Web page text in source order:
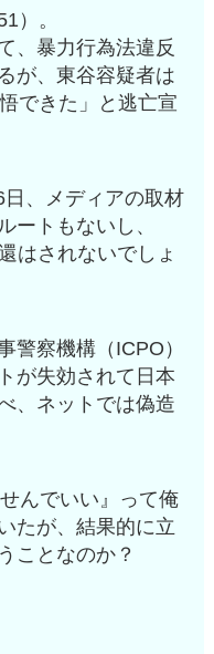
）。
、暴力行為法違反
が、東谷容疑者は
できた」と逃亡宣
、メディアの取材
ートもないし、
はされないでしょ
警察機構（ICPO）
が失効されて日本
、ネットでは偽造
んでいい』って俺
たが、結果的に立
ことなのか？